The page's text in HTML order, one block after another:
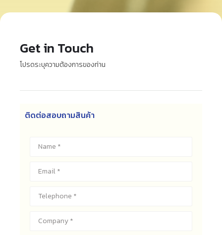
Get in Touch
โปรดระบุความต้องการของท่าน
ติดต่อสอบถามสินค้า